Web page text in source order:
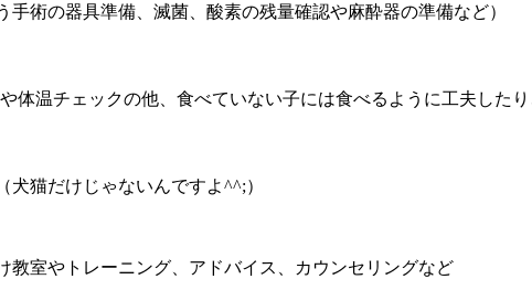
手術の器具準備、滅菌、酸素の残量確認や麻酔器の準備など）
体温チェックの他、食べていない子には食べるように工夫し
犬猫だけじゃないんですよ^^;）
教室やトレーニング、アドバイス、カウンセリングなど